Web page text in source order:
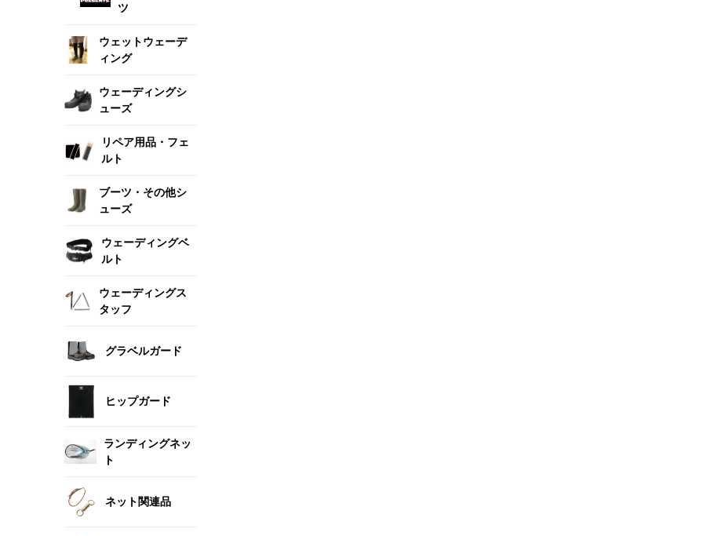
ツ
ウェットウェーデ
ィング
ウェーディングシ
ューズ
リペア用品・フェ
ルト
ブーツ・その他シ
ューズ
ウェーディングベ
ルト
ウェーディングス
タッフ
グラベルガード
ヒップガード
ランディングネッ
ト
ネット関連品